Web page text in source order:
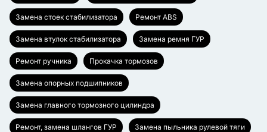
Замена стоек стабилизатора Ремонт ABS
Замена втулок стабилизатора Замена ремня ГУР
Ремонт ручника Прокачка тормозов
Замена опорных подшипников
Замена главного тормозного цилиндра
Ремонт, замена шлангов ГУР Замена пыльника рулевой тяги